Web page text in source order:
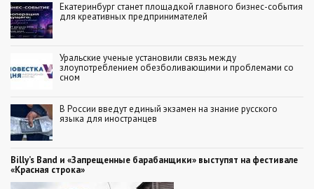
Екатеринбург станет площадкой главного бизнес-события
для креативных предпринимателей
Уральские ученые установили связь между
злоупотреблением обезболивающими и проблемами со
сном
В России введут единый экзамен на знание русского
языка для иностранцев
Billy’s Band и «Запрещенные барабанщики» выступят на фестивале
«Красная строка»